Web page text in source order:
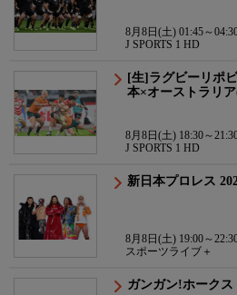
8月8日(土) 01:45～
J SPORTS 1 HD
[生]ラグビーリポ
本×オーストラリ
8月8日(土) 18:30～
J SPORTS 1 HD
新日本プロレス
8月8日(土) 19:00～
スポーツライブ＋
ガンガン!ホーク